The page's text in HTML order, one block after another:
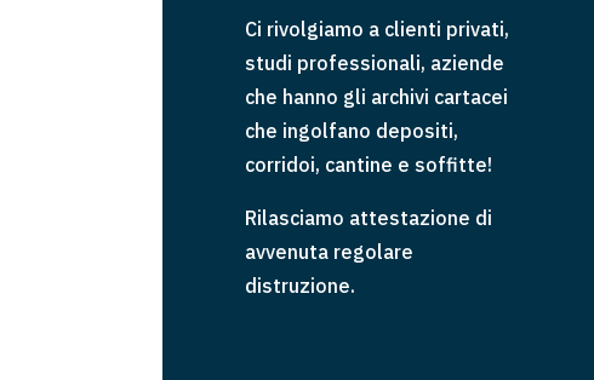
Ci rivolgiamo a clienti privati,
studi professionali, aziende
che hanno gli archivi cartacei
che ingolfano depositi,
corridoi, cantine e soffitte!
Rilasciamo attestazione di
avvenuta regolare
distruzione.